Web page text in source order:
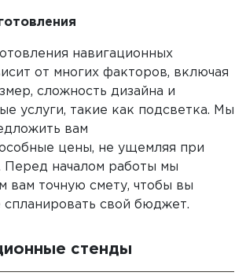
навигационных
от многих факторов, включая
сложность дизайна и
услуги, такие как подсветка. Мы
вам
цены, не ущемляя при
Перед началом работы мы
вам точную смету, чтобы вы
спланировать свой бюджет.
стенды